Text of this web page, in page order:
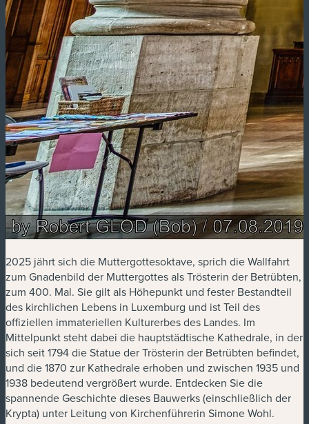
2025 jährt sich die Muttergottesoktave, sprich die Wallfahrt
zum Gnadenbild der Muttergottes als Trösterin der Betrübten,
zum 400. Mal. Sie gilt als Höhepunkt und fester Bestandteil
des kirchlichen Lebens in Luxemburg und ist Teil des
offiziellen immateriellen Kulturerbes des Landes. Im
Mittelpunkt steht dabei die hauptstädtische Kathedrale, in der
sich seit 1794 die Statue der Trösterin der Betrübten befindet,
und die 1870 zur Kathedrale erhoben und zwischen 1935 und
1938 bedeutend vergrößert wurde. Entdecken Sie die
spannende Geschichte dieses Bauwerks (einschließlich der
Krypta) unter Leitung von Kirchenführerin Simone Wohl.